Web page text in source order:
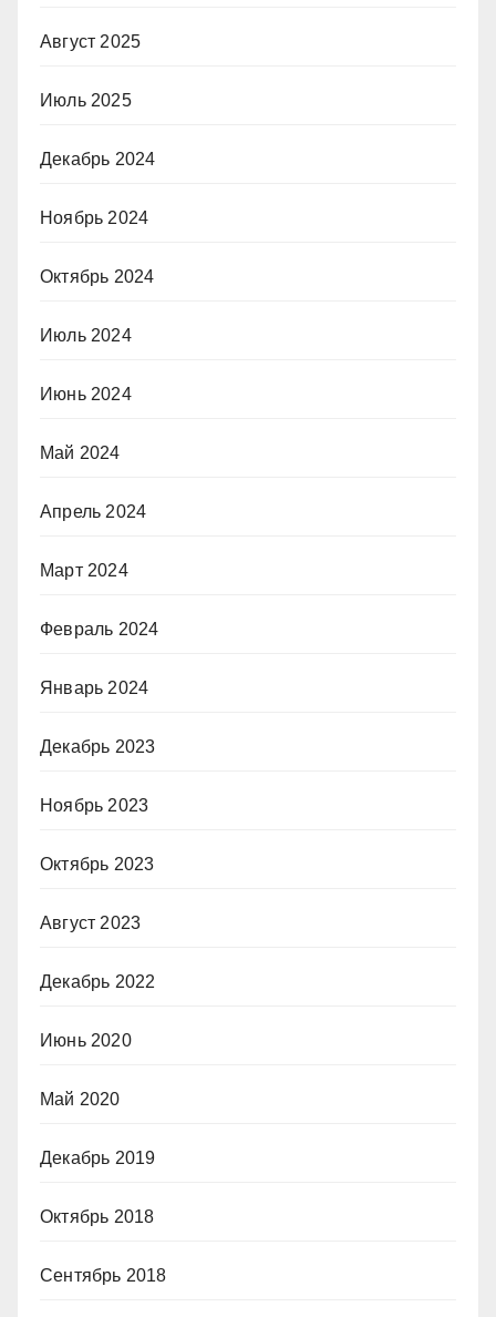
Август 2025
Июль 2025
Декабрь 2024
Ноябрь 2024
Октябрь 2024
Июль 2024
Июнь 2024
Май 2024
Апрель 2024
Март 2024
Февраль 2024
Январь 2024
Декабрь 2023
Ноябрь 2023
Октябрь 2023
Август 2023
Декабрь 2022
Июнь 2020
Май 2020
Декабрь 2019
Октябрь 2018
Сентябрь 2018